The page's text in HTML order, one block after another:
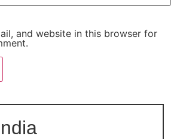
and website in this browser for